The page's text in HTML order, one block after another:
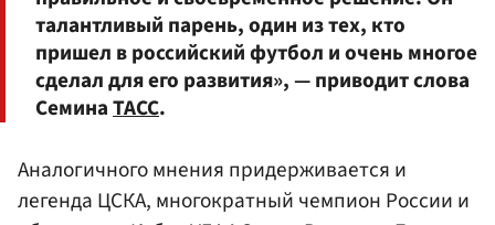
талантливый парень, один из тех, кто
пришел в российский футбол и очень многое
сделал для его развития», — приводит слова
СеминаТАСС.
Аналогичного мнения придерживается и
легенда ЦСКА, многократный чемпион России и